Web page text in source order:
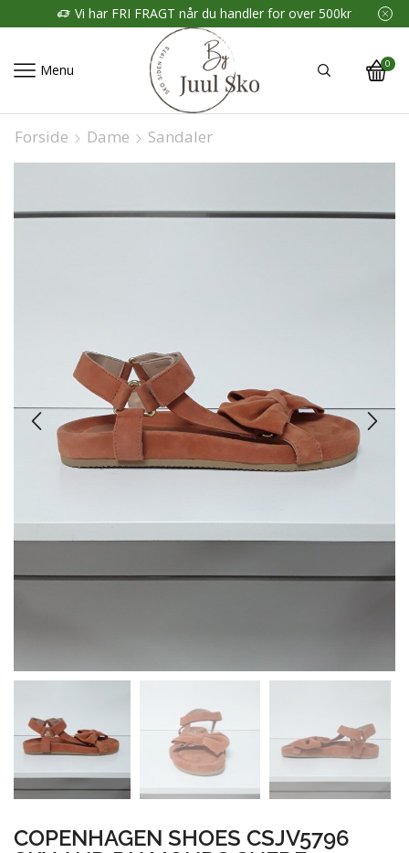
Vi har FRI FRAGT når du handler for over 500kr
Menu 0
Forside Dame Sandaler
COPENHAGEN SHOES CSJV5796